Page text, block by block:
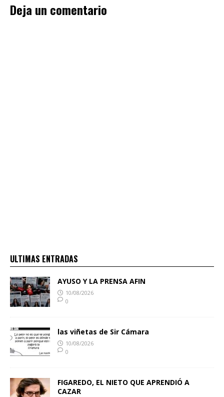
Deja un comentario
ULTIMAS ENTRADAS
AYUSO Y LA PRENSA AFIN
10/08/2026
0
las viñetas de Sir Cámara
10/08/2026
0
FIGAREDO, EL NIETO QUE APRENDIÓ A
CAZAR